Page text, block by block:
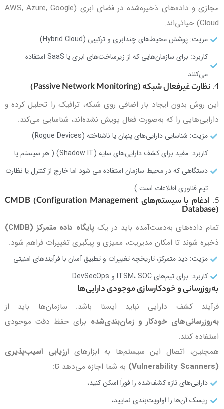
مجازی و داده‌های ذخیره‌شده در فضای ابری (AWS, Azure, Google
Cloud) حیاتی‌اند.
مزیت: پوشش محیط‌های چندابری و ترکیبی (Hybrid Cloud)
کاربرد: برای سازمان‌هایی که از زیرساخت‌های ابری یا SaaS استفاده
می‌کنند
4. نظارت غیرفعال شبکه (Passive Network Monitoring)
این روش بدون ایجاد بار اضافی روی شبکه، ترافیک را تحلیل کرده و
دارایی‌هایی را که به‌صورت فعال پویش نشده‌اند، شناسایی می‌کند.
مزیت: شناسایی دارایی‌های پنهان یا ناشناخته (Rogue Devices)
کاربرد: مفید برای کشف دارایی‌های سایه (Shadow IT) ( هر سیستم یا
دستگاهی که در محیط سازمان استفاده می شود اما خارج از کنترل یا نظارت
تیم فناوری اطلاعات است.)
5. ادغام با سیستم‌های CMDB (Configuration Management
Database)
تمام داده‌های به‌دست‌آمده باید در یکپایگاه داده متمرکز (CMDB)
ذخیره شوند تا امکان مدیریت، ممیزی و پیگیری تغییرات فراهم شود.
مزیت: دید متمرکز، تاریخچه تغییرات و تطبیق آسان با فرآیندهای امنیتی
کاربرد: برای تیم‌های ITSM، SOC و DevSecOps
به‌روزرسانی و خودکارسازی موجودی دارایی‌ها
فرآیند کشف دارایی نباید ایستا باشد. سازمان‌ها باید از
به‌روزرسانی‌های خودکار و زمان‌بندی‌شده برای حفظ دقت موجودی
استفاده کنند.
همچنین، اتصال این سیستم‌ها به ابزارهای ارزیابی آسیب‌پذیری
(Vulnerability Scanners)
به شما اجازه می‌دهد تا:
دارایی‌های تازه کشف‌شده را فوراً اسکن کنید،
ریسک آن‌ها را اولویت‌بندی نمایید،